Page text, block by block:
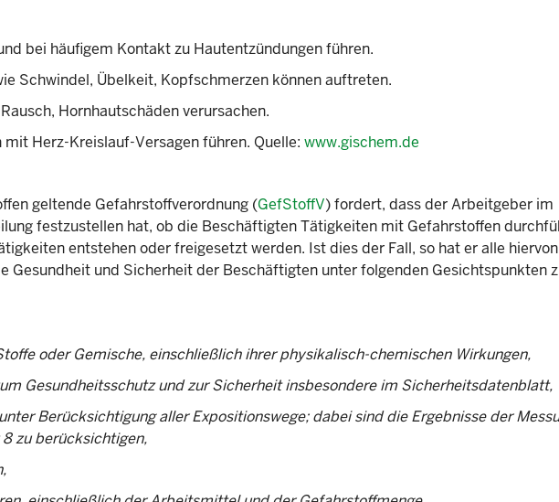
bei häufigem Kontakt zu Hautentzündungen führen.
Schwindel, Übelkeit, Kopfschmerzen können auftreten.
Hornhautschäden verursachen.
Herz-Kreislauf-Versagen führen. Quelle: www.gischem.de
geltende Gefahrstoffverordnung (GefStoffV) fordert, dass der Arbeitgeber im
festzustellen hat, ob die Beschäftigten Tätigkeiten mit Gefahrstoffen
entstehen oder freigesetzt werden. Ist dies der Fall, so hat er alle hiervon
Gesundheit und Sicherheit der Beschäftigten unter folgenden Gesichtspunkten
oder Gemische, einschließlich ihrer physikalisch-chemischen Wirkungen,
Gesundheitsschutz und zur Sicherheit insbesondere im Sicherheitsdatenblatt,
Berücksichtigung aller Expositionswege; dabei sind die Ergebnisse der
zu berücksichtigen,